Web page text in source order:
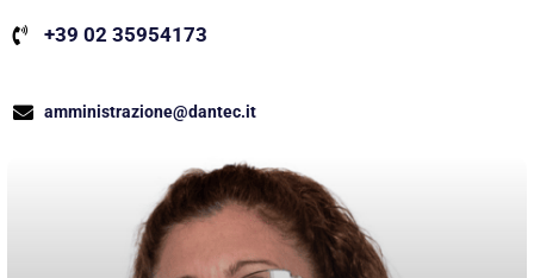
+39 02 35954173
amministrazione@dantec.it